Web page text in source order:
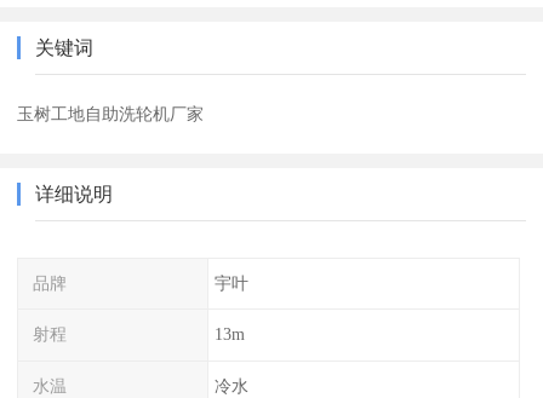
关键词
玉树工地自助洗轮机厂家
详细说明
品牌 宇叶
射程 13m
水温 冷水